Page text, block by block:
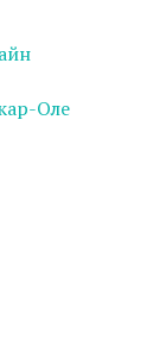
Оле